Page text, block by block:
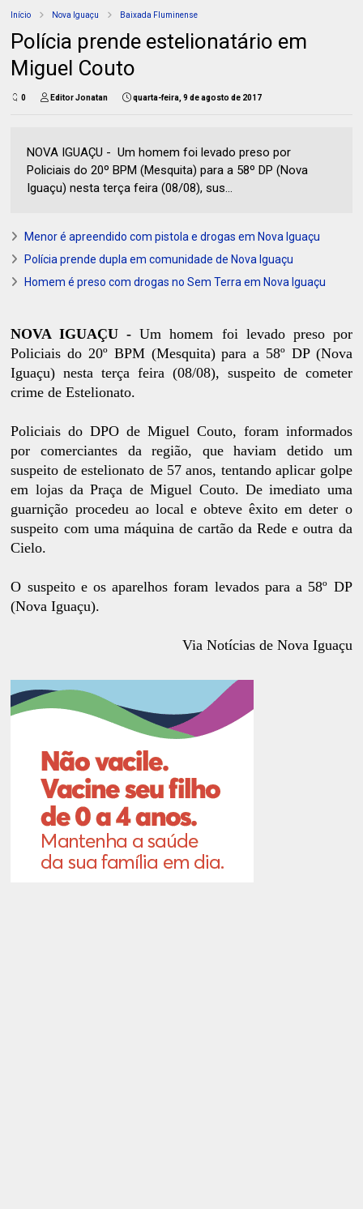
Início Nova Iguaçu Baixada Fluminense
Polícia prende estelionatário em
Miguel Couto
0 Editor Jonatan quarta-feira, 9 de agosto de 2017
NOVA IGUAÇU - Um homem foi levado preso por
Policiais do 20º BPM (Mesquita) para a 58º DP (Nova
Iguaçu) nesta terça feira (08/08), sus...
Menor é apreendido com pistola e drogas em Nova Iguaçu
Polícia prende dupla em comunidade de Nova Iguaçu
Homem é preso com drogas no Sem Terra em Nova Iguaçu
NOVA IGUAÇU -Um homem foi levado preso por
Policiais do 20º BPM (Mesquita) para a 58º DP (Nova
Iguaçu) nesta terça feira (08/08), suspeito de cometer
crime de Estelionato.
Policiais do DPO de Miguel Couto, foram informados
por comerciantes da região, que haviam detido um
suspeito de estelionato de 57 anos, tentando aplicar golpe
em lojas da Praça de Miguel Couto. De imediato uma
guarnição procedeu ao local e obteve êxito em deter o
suspeito com uma máquina de cartão da Rede e outra da
Cielo.
O suspeito e os aparelhos foram levados para a 58º DP
(Nova Iguaçu).
Via Notícias de Nova Iguaçu